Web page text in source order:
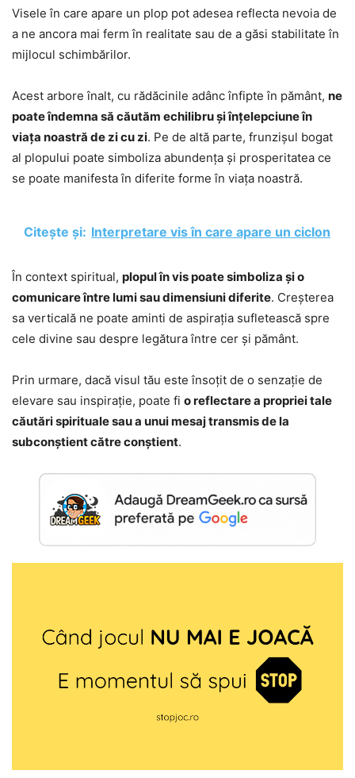
Visele în care apare un plop pot adesea reflecta nevoia de
a ne ancora mai ferm în realitate sau de a găsi stabilitate în
mijlocul schimbărilor.
Acest arbore înalt, cu rădăcinile adânc înfipte în pământ, ne
poate îndemna să căutăm echilibru și înțelepciune în
viața noastră de zi cu zi. Pe de altă parte, frunzișul bogat
al plopului poate simboliza abundența și prosperitatea ce
se poate manifesta în diferite forme în viața noastră.
Citește și: Interpretare vis în care apare un ciclon
În context spiritual, plopul în vis poate simboliza și o
comunicare între lumi sau dimensiuni diferite. Creșterea
sa verticală ne poate aminti de aspirația sufletească spre
cele divine sau despre legătura între cer și pământ.
Prin urmare, dacă visul tău este însoțit de o senzație de
elevare sau inspirație, poate fi o reflectare a propriei tale
căutări spirituale sau a unui mesaj transmis de la
subconștient către conștient.